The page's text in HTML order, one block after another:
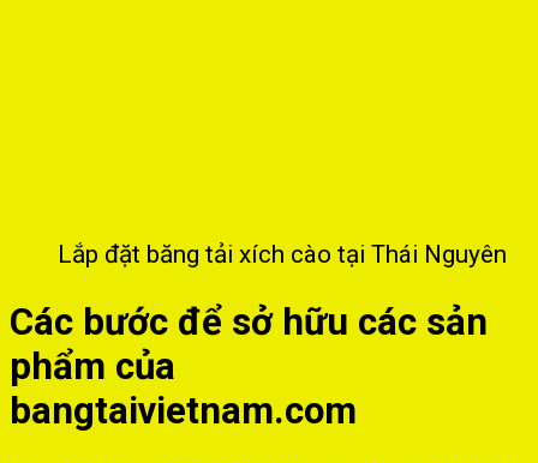
Lắp đặt băng tải xích cào tại Thái Nguyên
Các bước để sở hữu các sản
phẩm của
bangtaivietnam.com